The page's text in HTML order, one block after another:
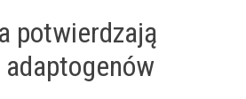
potwierdzają